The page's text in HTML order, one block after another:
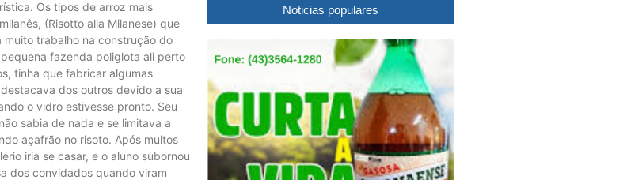
Os tipos de arroz mais
(Risotto alla Milanese) que
muito trabalho na construção do
fazenda poliglota ali perto
tinha que fabricar algumas
dos outros devido a sua
o vidro estivesse pronto. Seu
sabia de nada e se limitava a
açafrão no risoto. Após muitos
iria se casar, e o aluno subornou
dos convidados quando viram
Noticias populares